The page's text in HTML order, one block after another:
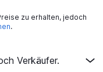
zu erhalten, jedoch
.
Verkäufer.